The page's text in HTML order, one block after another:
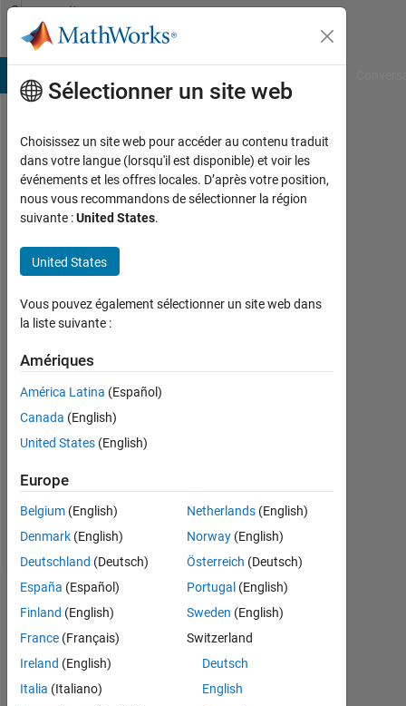
Passer au contenu
Community
Profile
Ihaveaquest
Last
seen:
plus
de 3
ans il
|
Actif
2022
Followers:
0
Statistiques
Sélectionner un site web
Choisissez un site web pour accéder au contenu traduit
dans votre langue (lorsqu'il est disponible) et voir les
événements et les offres locales. D’après votre position,
nous vous recommandons de sélectionner la région
suivante :United States.
United States
Vous pouvez également sélectionner un site web dans
la liste suivante :
Amériques
América Latina (Español)
Canada (English)
United States (English)
Europe
Belgium (English)
Denmark (English)
Deutschland (Deutsch)
España (Español)
Finland (English)
France (Français)
Ireland (English)
Italia (Italiano)
Netherlands(English)
Norway(English)
Österreich (Deutsch)
Portugal (English)
Sweden (English)
Switzerland
Deutsch
English